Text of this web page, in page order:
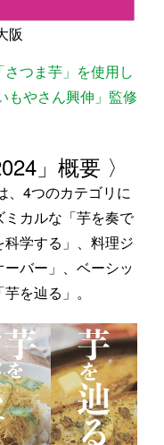
阪
さつま芋」を使用し
もやさん興伸」監修
」概要 〉
、4つのカテゴリに
カルな「芋を奏で
学する」、料理ジ
バー」、ベーシッ
を辿る」。